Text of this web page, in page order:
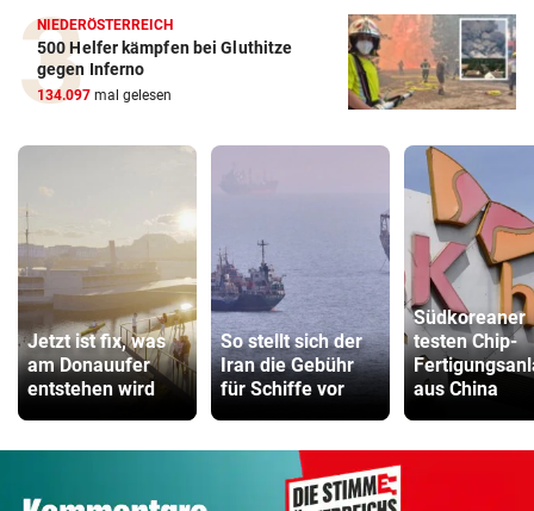
NIEDERÖSTERREICH
500 Helfer kämpfen bei Gluthitze
gegen Inferno
134.097 mal gelesen
Jetzt ist fix, was
am Donauufer
entstehen wird
So stellt sich der
Iran die Gebühr
für Schiffe vor
Südkoreaner
testen Chip-
aus China